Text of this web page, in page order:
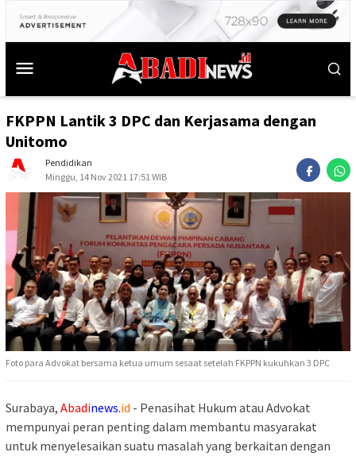
FKPPN Lantik 3 DPC dan Kerjasama dengan
Unitomo
Pendidikan
Minggu, 14 Nov 2021 17:51 WIB
Foto para Advokat bersama ketua umum sesaat setelah FKPPN kukuhkan 3 DPC
Surabaya, Abadinews.id - Penasihat Hukum atau Advokat
mempunyai peran penting dalam membantu masyarakat
untuk menyelesaikan suatu masalah yang berkaitan dengan